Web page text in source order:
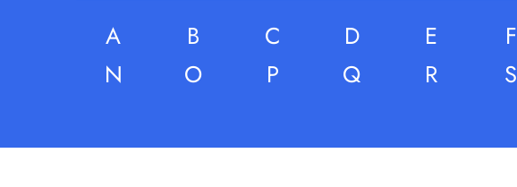
A B C D E F
N
O P Q R S